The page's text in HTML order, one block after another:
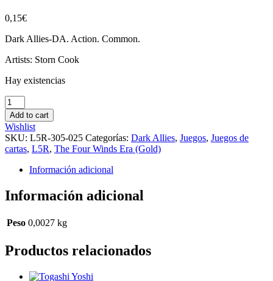
0,15€
Dark Allies-DA. Action. Common.
Artists: Storn Cook
Hay existencias
Taken
Unawares
cantidad
Add to cart
Wishlist
SKU: L5R-305-025 Categorías: Dark Allies, Juegos, Juegos de
cartas, L5R, The Four Winds Era (Gold)
Información adicional
Información adicional
Peso 0,0027 kg
Productos relacionados